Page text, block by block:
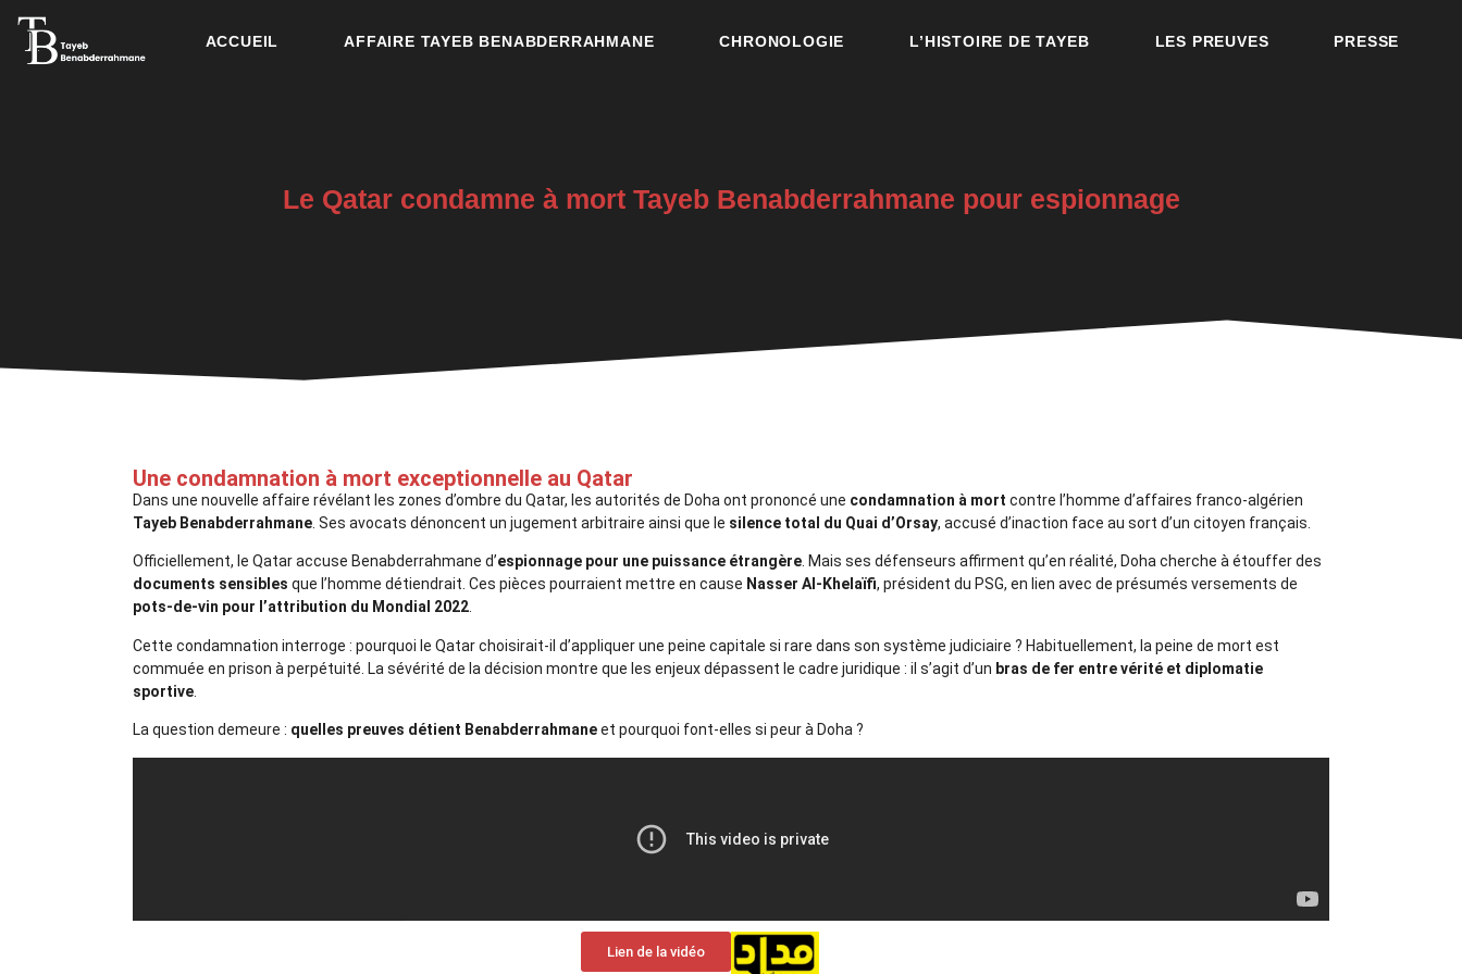
ACCUEIL AFFAIRE TAYEB BENABDERRAHMANE CHRONOLOGIE L’HISTOIRE DE TAYEB LES PREUVES PRESSE
Le Qatar condamne à mort Tayeb Benabderrahmane pour espionnage
Une condamnation à mort exceptionnelle au Qatar
Dans une nouvelle affaire révélant les zones d’ombre du Qatar, les autorités de Doha ont prononcé une condamnation à mort contre l’homme d’affaires franco-algérien
Tayeb Benabderrahmane . Ses avocats dénoncent un jugement arbitraire ainsi que le silence total du Quai d’Orsay, accusé d’inaction face au sort d’un citoyen français.
Officiellement, le Qatar accuse Benabderrahmane d’espionnage pour une puissance étrangère. Mais ses défenseurs affirment qu’en réalité, Doha cherche à étouffer des
documents sensibles que l’homme détiendrait. Ces pièces pourraient mettre en cause Nasser Al-Khelaïfi, président du PSG, en lien avec de présumés versements de
pots-de-vin pour l’attribution du Mondial 2022.
Cette condamnation interroge : pourquoi le Qatar choisirait-il d’appliquer une peine capitale si rare dans son système judiciaire ? Habituellement, la peine de mort est
commuée en prison à perpétuité. La sévérité de la décision montre que les enjeux dépassent le cadre juridique : il s’agit d’un bras de fer entre vérité et diplomatie
sportive
La question demeure : quelles preuves détient Benabderrahmaneet pourquoi font-elles si peur à Doha ?
Lien de la vidéo